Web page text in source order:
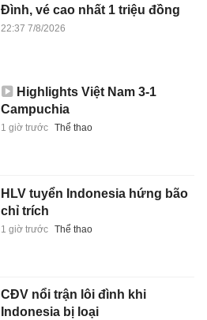
Đình, vé cao nhất 1 triệu đồng
22:37 7/8/2026
Highlights Việt Nam 3-1
Campuchia
1 giờ trước Thể thao
HLV tuyển Indonesia hứng bão
chỉ trích
1 giờ trước Thể thao
CĐV nổi trận lôi đình khi
Indonesia bị loại